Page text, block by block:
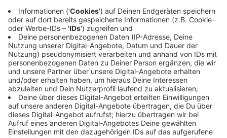
Gesprächspartner mit einem offenen Ohr sein. Zu uns
können die Schülerinnen und Schüler mit allen Anliegen
kommen. Es kann, aber muss nicht immer um Probleme
gehen. Es kann auch einfach um den Austausch mit
einer ,neutralen Person‘ gehen“, sagt Ruth Dördelmann
von der städtischen Schulsozialarbeit.
Die Mitarbeiterinnen und Mitarbeiter beobachten, dass
die Einschränkungen und Veränderungen durch die
Corona-Pandemie auch für die Schülerinnen und